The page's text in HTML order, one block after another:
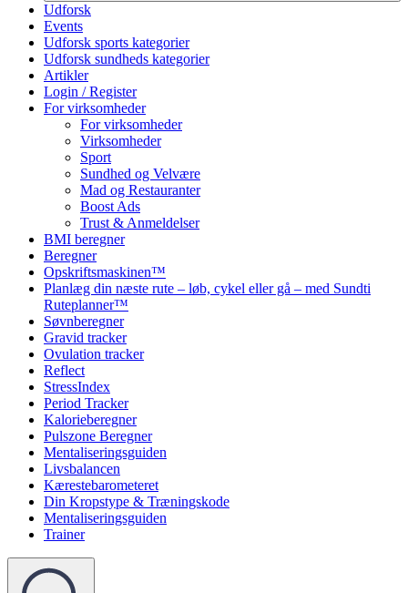
Udforsk
Events
Udforsk sports kategorier
Udforsk sundheds kategorier
Artikler
Login / Register
For virksomheder
For virksomheder
Virksomheder
Sport
Sundhed og Velvære
Mad og Restauranter
Boost Ads
Trust & Anmeldelser
BMI beregner
Beregner
Opskriftsmaskinen™
Planlæg din næste rute – løb, cykel eller gå – med Sundti
Ruteplanner™
Søvnberegner
Gravid tracker
Ovulation tracker
Reflect
StressIndex
Period Tracker
Kalorieberegner
Pulszone Beregner
Mentaliseringsguiden
Livsbalancen
Kærestebarometeret
Din Kropstype & Træningskode
Mentaliseringsguiden
Trainer